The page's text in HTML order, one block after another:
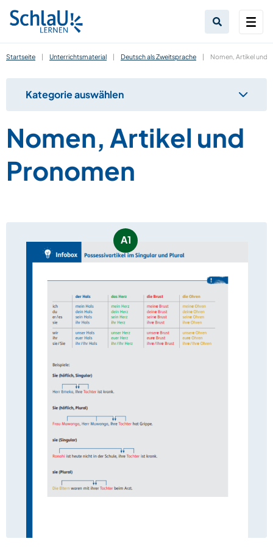
Startseite | Unterrichtsmaterial | Deutsch als Zweitsprache | Nomen, Artikel und
Kategorie auswählen
Nomen, Artikel und
Pronomen
A1